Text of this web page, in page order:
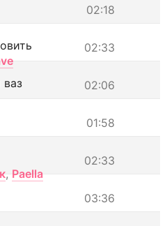
02:18
02:33
02:06
ваз
01:58
02:33
, Paella
03:36